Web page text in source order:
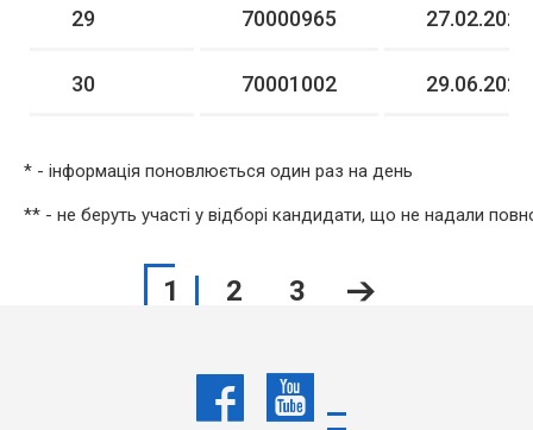
29 70000965 27.02.2020
30 70001002 29.06.2022
* - інформація поновлюється один раз на день
** - не беруть участі у відборі кандидати, що не надали
1 2 3